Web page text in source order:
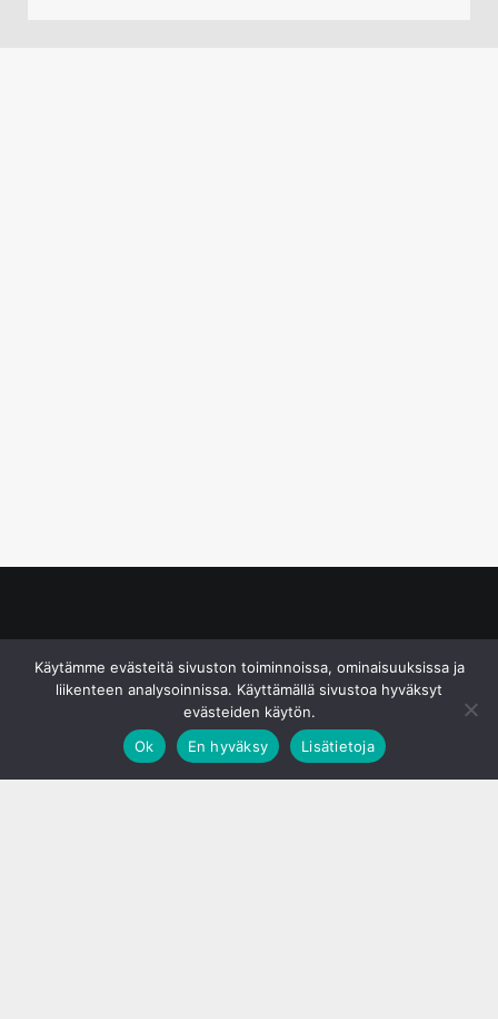
Käytämme evästeitä sivuston toiminnoissa, ominaisuuksissa ja
liikenteen analysoinnissa. Käyttämällä sivustoa hyväksyt
evästeiden käytön.
Ok
En hyväksy Lisätietoja